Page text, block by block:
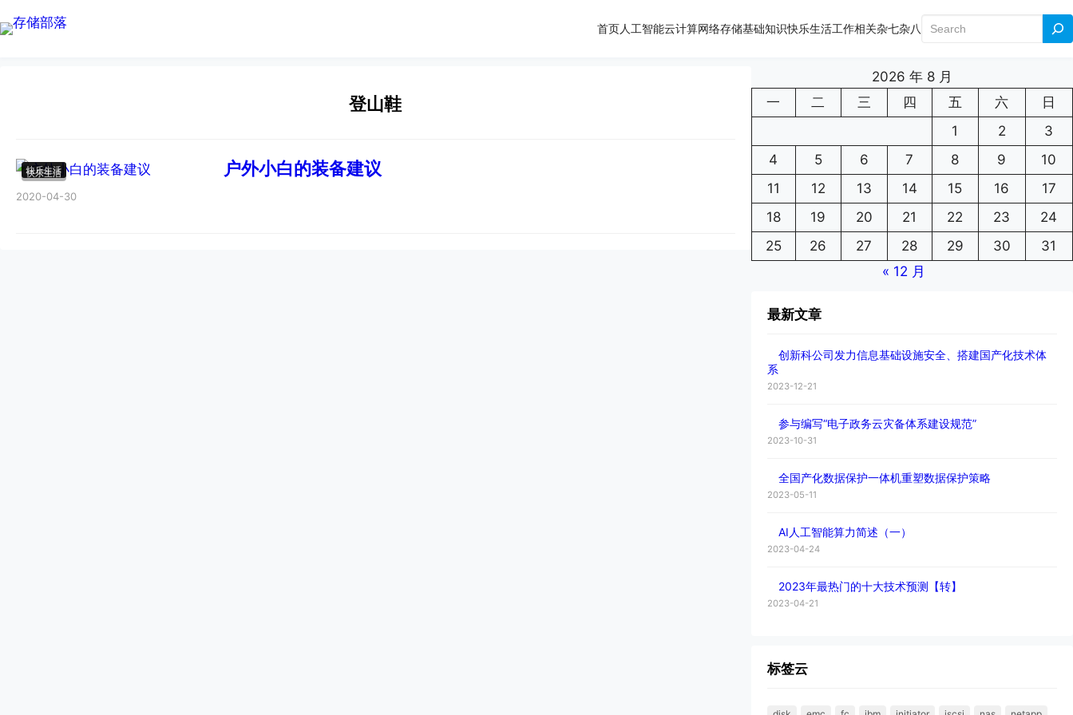
首页人工智能云计算网络存储基础知识快乐生活工作相关杂七杂八
搜
登山鞋
户外小白的装备建议
2020-04-30
快乐生活
快乐生活
快乐生活
快乐生活
快乐生活
快乐生活
快乐生活
2026 年 8 月
一
二 三 四 五 六
日
1
2
3
4
5 6 7 8 9
10
11
12 13 14 15 16
17
18
19 20 21 22 23
24
25
26 27 28 29 30
31
« 12 月
最新文章
创新科公司发力信息基础设施安全、搭建国产化技术体
系
2023-12-21
参与编写“电子政务云灾备体系建设规范”
2023-10-31
全国产化数据保护一体机重塑数据保护策略
2023-05-11
AI人工智能算力简述（一）
2023-04-24
2023年最热门的十大技术预测【转】
2023-04-21
标签云